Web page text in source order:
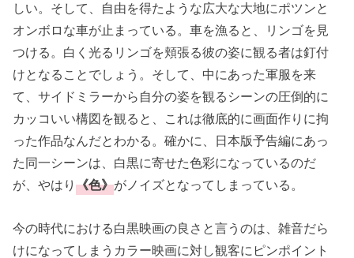
しい。そして、自由を得たような広大な大地にポツンと
オンボロな車が止まっている。車を漁ると、リンゴを見
つける。白く光るリンゴを頬張る彼の姿に観る者は釘付
けとなることでしょう。そして、中にあった軍服を来
て、サイドミラーから自分の姿を観るシーンの圧倒的に
カッコいい構図を観ると、これは徹底的に画面作りに拘
った作品なんだとわかる。確かに、日本版予告編にあっ
た同一シーンは、白黒に寄せた色彩になっているのだ
が、やはり《色》がノイズとなってしまっている。
今の時代における白黒映画の良さと言うのは、雑音だら
けになってしまうカラー映画に対し観客にピンポイント